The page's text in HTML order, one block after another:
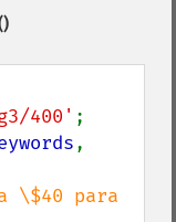
400'
\$40 para